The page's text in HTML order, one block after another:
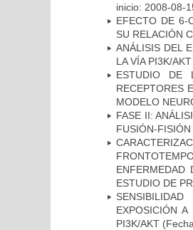
inicio: 2008-08-
EFECTO DE 6-
SU RELACIÓN
ANÁLISIS DEL
LA VÍA PI3K/
ESTUDIO DE
RECEPTORES
MODELO
FASE II:
FUSIÓN-
ENFERMEDAD
ESTUDIO DE
EXPOSICIÓN
PI3K/AKT